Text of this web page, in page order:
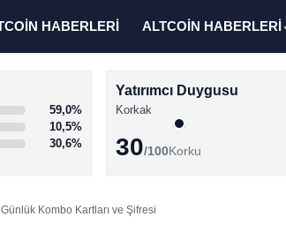
HABERLERİ ALTCOİN HABERLERİ
59,0%
10,5%
30,6%
Yatırımcı Duygusu
Korkak
30/100Korku
Kombo Kartları ve Şifresi